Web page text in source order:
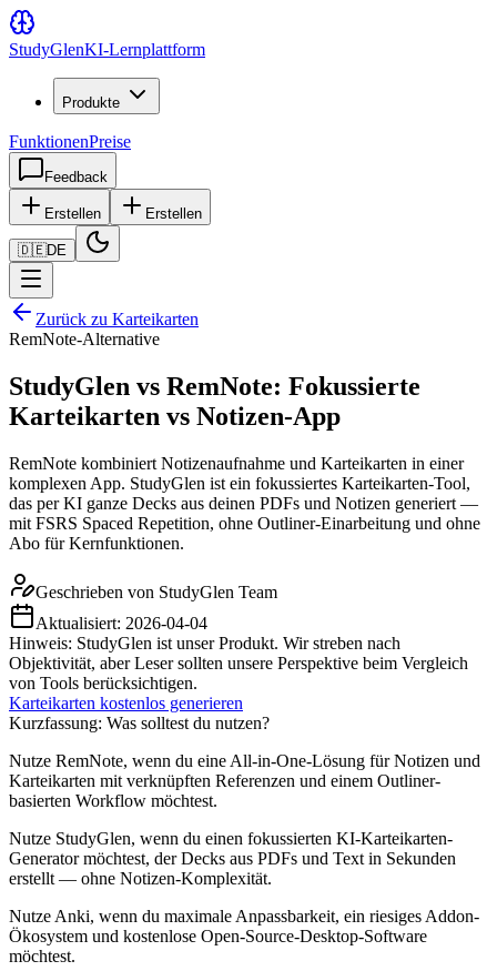
StudyGlenKI-Lernplattform
Produkte
FunktionenPreise
Feedback
Erstellen Erstellen
🇩🇪DE
Zurück zu Karteikarten
RemNote-Alternative
StudyGlen vs RemNote: Fokussierte
Karteikarten vs Notizen-App
RemNote kombiniert Notizenaufnahme und Karteikarten in einer
komplexen App. StudyGlen ist ein fokussiertes Karteikarten-Tool,
das per KI ganze Decks aus deinen PDFs und Notizen generiert —
mit FSRS Spaced Repetition, ohne Outliner-Einarbeitung und ohne
Abo für Kernfunktionen.
Geschrieben von StudyGlen Team
Aktualisiert: 2026-04-04
Hinweis: StudyGlen ist unser Produkt. Wir streben nach
Objektivität, aber Leser sollten unsere Perspektive beim Vergleich
von Tools berücksichtigen.
Karteikarten kostenlos generieren
Kurzfassung: Was solltest du nutzen?
Nutze RemNote, wenn du eine All-in-One-Lösung für Notizen und
Karteikarten mit verknüpften Referenzen und einem Outliner-
basierten Workflow möchtest.
Nutze StudyGlen, wenn du einen fokussierten KI-Karteikarten-
Generator möchtest, der Decks aus PDFs und Text in Sekunden
erstellt — ohne Notizen-Komplexität.
Nutze Anki, wenn du maximale Anpassbarkeit, ein riesiges Addon-
Ökosystem und kostenlose Open-Source-Desktop-Software
möchtest.